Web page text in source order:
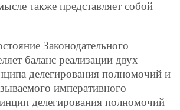
также представляет собой
Законодательного
баланс реализации двух
делегирования полномочий и
императивного
делегирования полномочий